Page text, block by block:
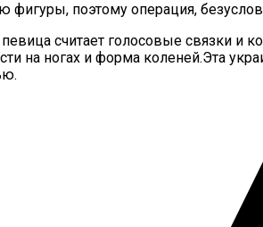
фигуры, поэтому операция,
считает голосовые связки и
на ногах и форма коленей.Эта